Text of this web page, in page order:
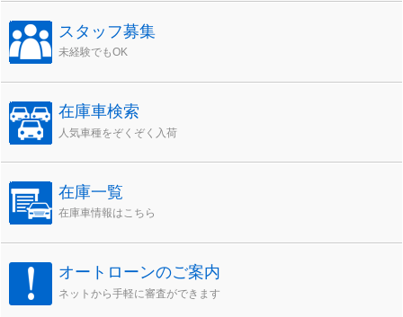
スタッフ募集
未経験でもOK
在庫車検索
人気車種をぞくぞく入荷
在庫一覧
在庫車情報はこちら
オートローンのご案内
ネットから手軽に審査ができます